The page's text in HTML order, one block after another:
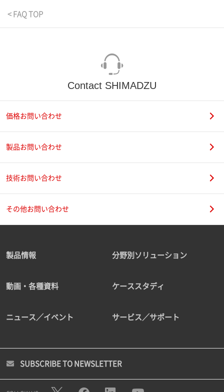
< FAQ TOP
Contact SHIMADZU
価格お問い合わせ
製品お問い合わせ
技術お問い合わせ
その他お問い合わせ
製品情報 分野別ソリューション
動画・各種資料 ケーススタディ
ニュース／イベント サービス／サポート
SUBSCRIBE TO NEWSLETTER